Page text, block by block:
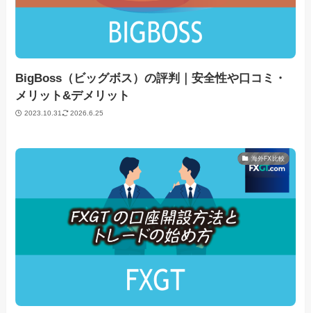
BigBoss（ビッグボス）の評判｜安全性や口コミ・
メリット&デメリット
2023.10.31 2026.6.25
海外FX比較